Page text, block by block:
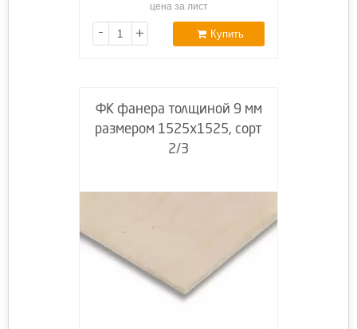
цена за лист
- + Купить
ФК фанера толщиной 9 мм
размером 1525х1525, сорт
2/3